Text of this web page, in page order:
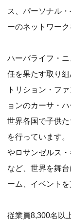
ス、パーソナル
ーのネットワーク
ハーバライフ・
任を果たす取り
トリション・フ
ョンのカーサ・
世界各国で子供
を行っています
やロサンゼルス
など、世界を舞
ーム、イベントを
従業員8,300名以